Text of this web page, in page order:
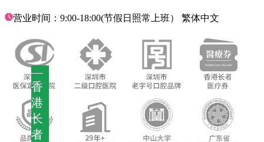
—
香
港
长
者
营业时间：9:00-18:00(节假日照常上班） 繁体中文